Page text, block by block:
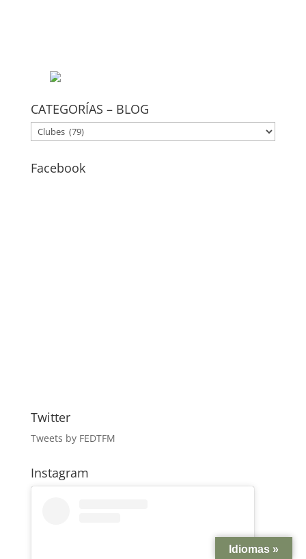
CATEGORÍAS – BLOG
CATEGORÍAS
–
BLOG
Facebook
Twitter
Tweets by FEDTFM
Instagram
Idiomas »